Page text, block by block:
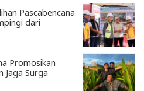
Pascabencana
dari
Promosikan
Jaga Surga